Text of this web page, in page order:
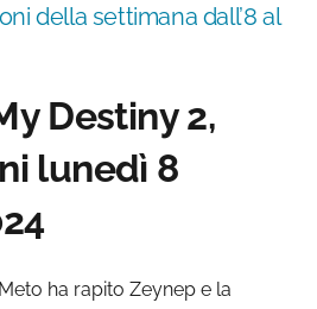
della settimana dall’8 al
Destiny 2,
lunedì 8
ha rapito Zeynep e la